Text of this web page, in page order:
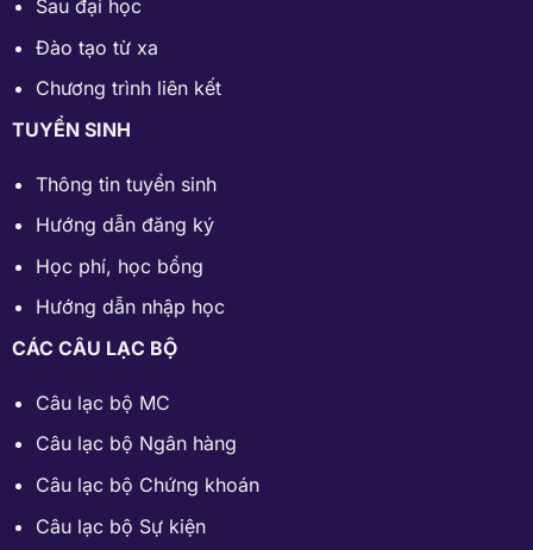
Sau đại học
Đào tạo từ xa
Chương trình liên kết
TUYỂN SINH
Thông tin tuyển sinh
Hướng dẫn đăng ký
Học phí, học bổng
Hướng dẫn nhập học
CÁC CÂU LẠC BỘ
Câu lạc bộ MC
Câu lạc bộ Ngân hàng
Câu lạc bộ Chứng khoán
Câu lạc bộ Sự kiện